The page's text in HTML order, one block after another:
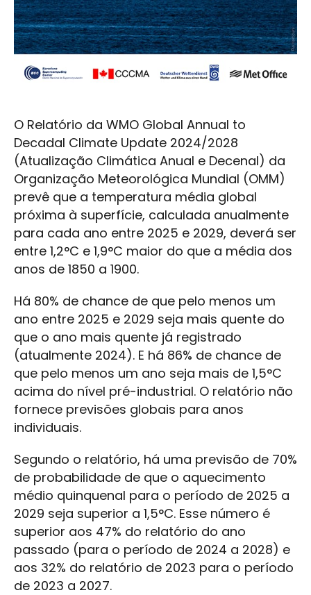
O Relatório da WMO Global Annual to
Decadal Climate Update 2024/2028
(Atualização Climática Anual e Decenal) da
Organização Meteorológica Mundial (OMM)
prevê que a temperatura média global
próxima à superfície, calculada anualmente
para cada ano entre 2025 e 2029, deverá ser
entre 1,2°C e 1,9°C maior do que a média dos
anos de 1850 a 1900.
Há 80% de chance de que pelo menos um
ano entre 2025 e 2029 seja mais quente do
que o ano mais quente já registrado
(atualmente 2024). E há 86% de chance de
que pelo menos um ano seja mais de 1,5°C
acima do nível pré-industrial. O relatório não
fornece previsões globais para anos
individuais.
Segundo o relatório, há uma previsão de 70%
de probabilidade de que o aquecimento
médio quinquenal para o período de 2025 a
2029 seja superior a 1,5°C. Esse número é
superior aos 47% do relatório do ano
passado (para o período de 2024 a 2028) e
aos 32% do relatório de 2023 para o período
de 2023 a 2027.